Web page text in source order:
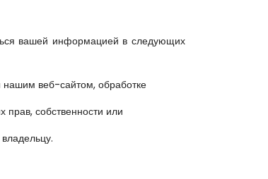
вашей информацией в следующих
веб-сайтом, обработке
собственности или